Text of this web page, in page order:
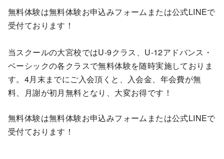
無料体験は無料体験お申込みフォームまたは公式LINEで
受付ております！
当スクールの大宮校ではU-9クラス、U-12アドバンス・
ベーシックの各クラスで無料体験を随時実施しておりま
す。4月末までにご入会頂くと、入会金、年会費が無
料、月謝が初月無料となり、大変お得です！
無料体験は無料体験お申込みフォームまたは公式LINEで
受付ております！